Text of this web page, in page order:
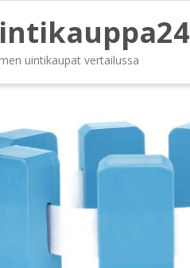
uintikaupat vertailussa